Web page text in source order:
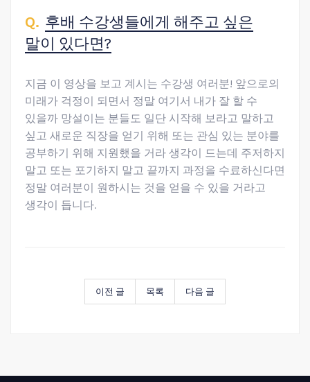
후배 수강생들에게 해주고 싶은
말이 있다면?
지금 이 영상을 보고 계시는 수강생 여러분! 앞으로의
미래가 걱정이 되면서 정말 여기서 내가 잘 할 수
있을까 망설이는 분들도 일단 시작해 보라고 말하고
싶고 새로운 직장을 얻기 위해 또는 관심 있는 분야를
공부하기 위해 지원했을 거라 생각이 드는데 주저하지
말고 또는 포기하지 말고 끝까지 과정을 수료하신다면
정말 여러분이 원하시는 것을 얻을 수 있을 거라고
생각이 듭니다.
이전 글 목록 다음 글